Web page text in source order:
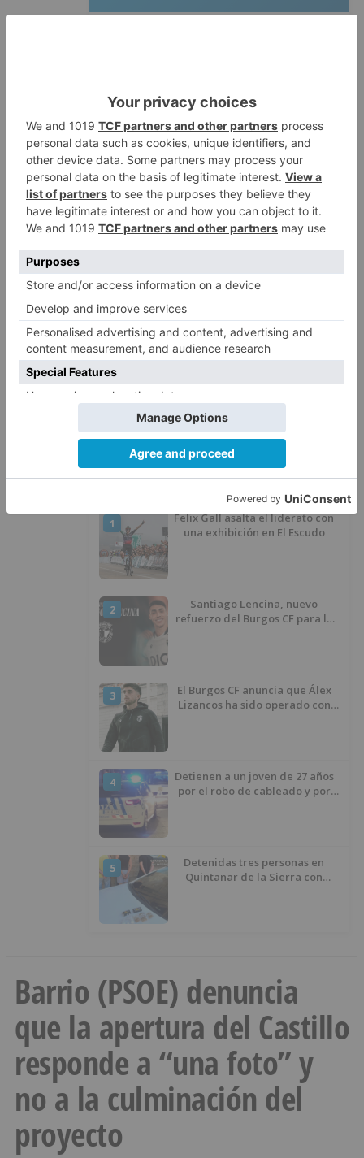
2
El poblado de El Encuentro de
Burgos a punto de culminar su
proceso de realojo
3
Un libro rescata la historia y
memoria del pueblo burgalés de
Huérmeces
4
CCOO Burgos tramita más de 200
expedientes de regularización
5
piscinas municipales de Burgos
llevan seis meses sin la
desinfección obligatoria contra
plagas
LO ÚLTIMO
1
Felix Gall asalta el liderato con
una exhibición en El Escudo
2
Santiago Lencina, nuevo
refuerzo del Burgos CF para la
3
El Burgos CF anuncia que Álex
Lizancos ha sido operado con
4
Detienen a un joven de 27 años
por el robo de cableado y por
5
Detenidas tres personas en
Quintanar de la Sierra con
Barrio (PSOE) denuncia
que la apertura del Castillo
responde a “una foto” y
no a la culminación del
proyecto